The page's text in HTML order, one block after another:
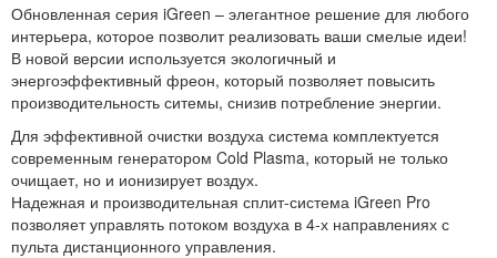
Обновленная серия iGreen – элегантное решение для любого
интерьера, которое позволит реализовать ваши смелые идеи!
В новой версии используется экологичный и
энергоэффективный фреон, который позволяет повысить
производительность ситемы, снизив потребление энергии.
Для эффективной очистки воздуха система комплектуется
современным генератором Cold Plasma, который не только
очищает, но и ионизирует воздух.
Надежная и производительная сплит-система iGreen Pro
позволяет управлять потоком воздуха в 4-х направлениях с
пульта дистанционного управления.